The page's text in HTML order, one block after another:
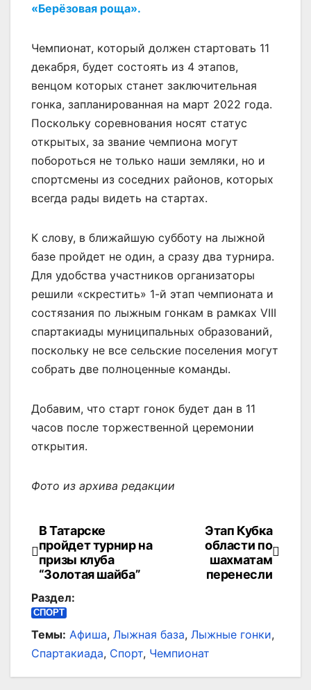
«Берёзовая роща».
Чемпионат, который должен стартовать 11
декабря, будет состоять из 4 этапов,
венцом которых станет заключительная
гонка, запланированная на март 2022 года.
Поскольку соревнования носят статус
открытых, за звание чемпиона могут
побороться не только наши земляки, но и
спортсмены из соседних районов, которых
всегда рады видеть на стартах.
К слову, в ближайшую субботу на лыжной
базе пройдет не один, а сразу два турнира.
Для удобства участников организаторы
решили «скрестить» 1-й этап чемпионата и
состязания по лыжным гонкам в рамках VIII
спартакиады муниципальных образований,
поскольку не все сельские поселения могут
собрать две полноценные команды.
Добавим, что старт гонок будет дан в 11
часов после торжественной церемонии
открытия.
Фото из архива редакции
Навигация
по
записям
Этап Кубка
области по
шахматам
перенесли
В Татарске
пройдет турнир на
призы клуба
“Золотая шайба”
Раздел:
СПОРТ
Темы: Афиша, Лыжная база, Лыжные гонки,
Спартакиада, Спорт, Чемпионат